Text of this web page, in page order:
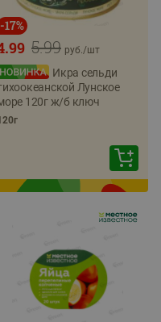
-17%
5.99 руб./шт
Икра сельди
Лунское
120г ж/б ключ